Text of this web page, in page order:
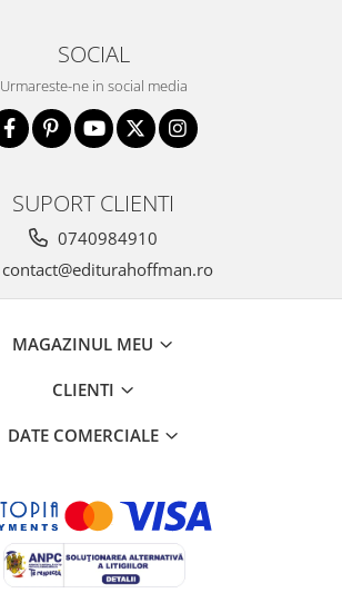
SOCIAL
Urmareste-ne in social media
SUPORT CLIENTI
0740984910
contact@editurahoffman.ro
MAGAZINUL MEU
CLIENTI
DATE COMERCIALE